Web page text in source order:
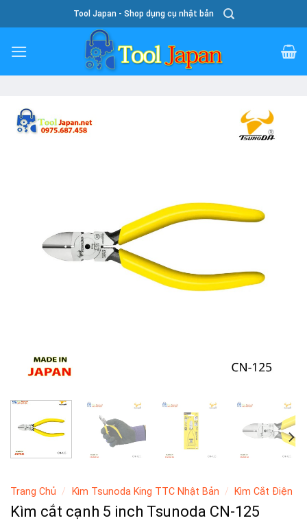
To
Content
Tool Japan - Shop dụng cụ nhật bản
Trang Chủ / Kìm Tsunoda King TTC Nhật Bản / Kìm Cắt Điện
Kìm cắt cạnh 5 inch Tsunoda CN-125